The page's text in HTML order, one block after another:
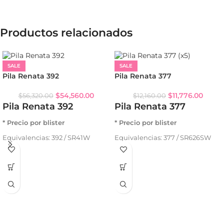
Productos relacionados
SALE
Pila Renata 392
$56,320.00 $54,560.00
Pila Renata 392
* Precio por blister
Equivalencias: 392 / SR41W
Sistema químico: óxido de plata
Voltaje: 1.55 V
Capacidad: 45 mAh
SALE
Pila Renata 377
$12,160.00 $11,776.00
Pila Renata 377
* Precio por blister
Equivalencias: 377 / SR626SW
Sistema químico: óxido de plata
Voltaje: 1.55 V
Capacidad: 28 mAh